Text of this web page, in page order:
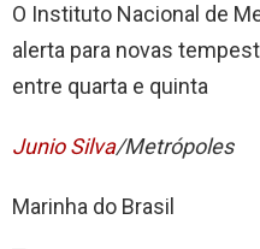
O Instituto Nacional de
alerta para novas
entre quarta e quinta
Junio Silva/Metrópoles
Marinha do Brasil